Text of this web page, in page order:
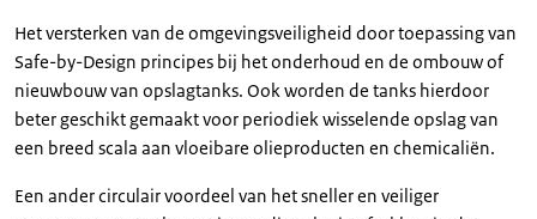
Het versterken van de omgevingsveiligheid door toepassing van
Safe-by-Design principes bij het onderhoud en de ombouw of
nieuwbouw van opslagtanks. Ook worden de tanks hierdoor
beter geschikt gemaakt voor periodiek wisselende opslag van
een breed scala aan vloeibare olieproducten en chemicaliën.
Een ander circulair voordeel van het sneller en veiliger